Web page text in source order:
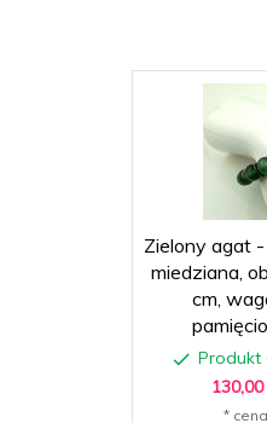
Zielony agat
miedziana,
cm,
Produkt
130,00
*